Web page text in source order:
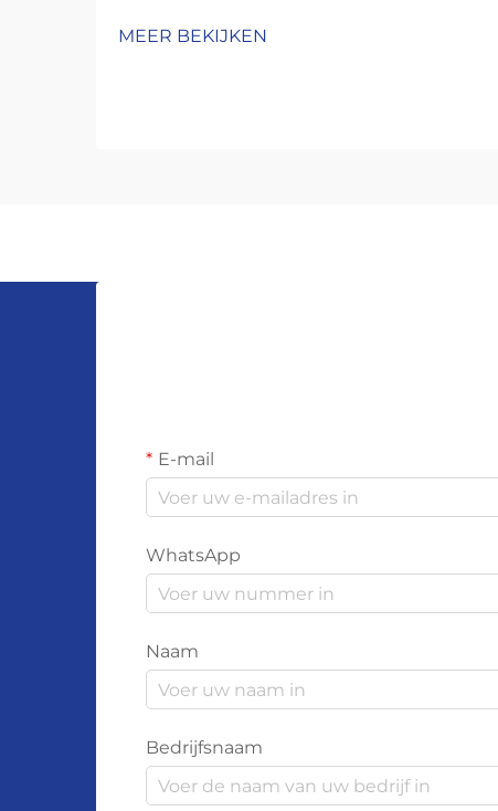
MEER BEKIJKEN
E-mail
WhatsApp
Naam
Bedrijfsnaam